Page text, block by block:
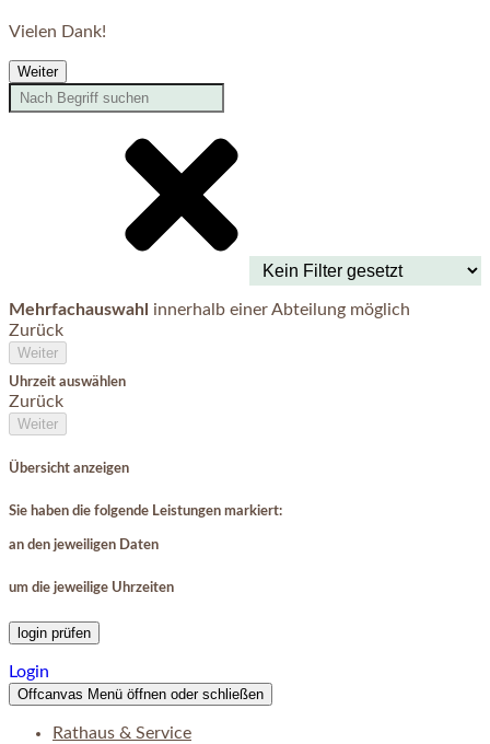
Vielen Dank!
Weiter
Mehrfachauswahl innerhalb einer Abteilung möglich
Zurück
Weiter
Uhrzeit auswählen
Zurück
Weiter
Übersicht anzeigen
Sie haben die folgende Leistungen markiert:
an den jeweiligen Daten
um die jeweilige Uhrzeiten
login prüfen
Login
Offcanvas Menü öffnen oder schließen
Rathaus & Service